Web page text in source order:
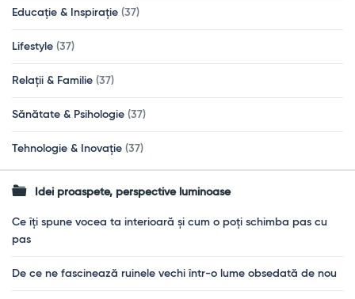
Educație & Inspirație (37)
Lifestyle (37)
Relații & Familie (37)
Sănătate & Psihologie (37)
Tehnologie & Inovație (37)
Idei proaspete, perspective luminoase
Ce îți spune vocea ta interioară și cum o poți schimba pas cu
pas
De ce ne fascinează ruinele vechi într-o lume obsedată de nou